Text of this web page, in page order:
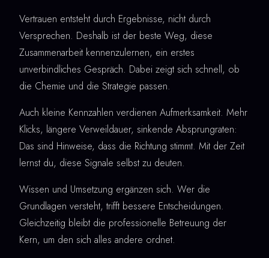
Vertrauen entsteht durch Ergebnisse, nicht durch
Versprechen. Deshalb ist der beste Weg, diese
Zusammenarbeit kennenzulernen, ein erstes
unverbindliches Gespräch. Dabei zeigt sich schnell, ob
die Chemie und die Strategie passen.
Auch kleine Kennzahlen verdienen Aufmerksamkeit. Mehr
Klicks, längere Verweildauer, sinkende Absprungraten:
Das sind Hinweise, dass die Richtung stimmt. Mit der Zeit
lernst du, diese Signale selbst zu deuten.
Wissen und Umsetzung ergänzen sich. Wer die
Grundlagen versteht, trifft bessere Entscheidungen.
Gleichzeitig bleibt die professionelle Betreuung der
Kern, um den sich alles andere ordnet.